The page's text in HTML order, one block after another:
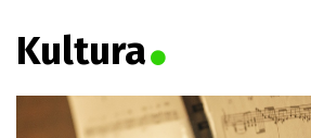
Kultura